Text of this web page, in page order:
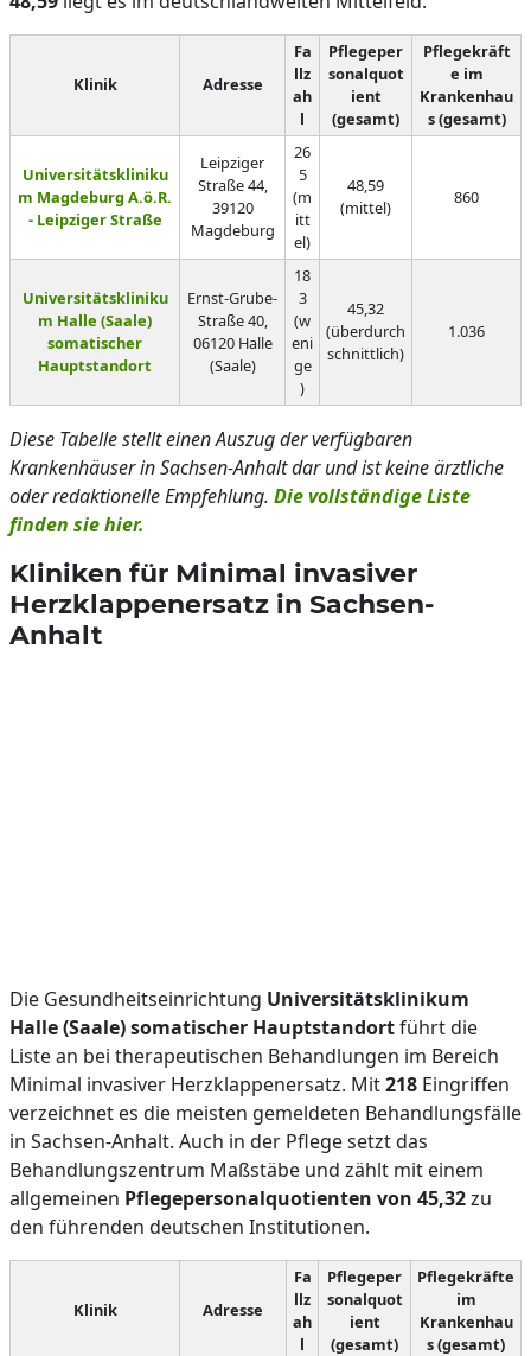
Klinik Adresse
Fa
llz
ah
l
Pflegeper
sonalquot
ient
(gesamt)
Pflegekräft
e im
Krankenhau
s (gesamt)
Universitätskliniku
m Magdeburg A.ö.R.
- Leipziger Straße
Leipziger
Straße 44,
39120
Magdeburg
26
5
(m
itt
el)
48,59
(mittel)
860
Universitätskliniku
m Halle (Saale)
somatischer
Hauptstandort
Ernst-Grube-
Straße 40,
06120 Halle
(Saale)
18
3
(w
eni
ge
)
45,32
(überdurch
schnittlich)
1.036
Diese Tabelle stellt einen Auszug der verfügbaren
Krankenhäuser in Sachsen-Anhalt dar und ist keine ärztliche
oder redaktionelle Empfehlung. Die vollständige Liste
finden sie hier.
Kliniken für Minimal invasiver
Herzklappenersatz in Sachsen-
Anhalt
Die Gesundheitseinrichtung Universitätsklinikum
Halle (Saale) somatischer Hauptstandortführt die
Liste an bei therapeutischen Behandlungen im Bereich
Minimal invasiver Herzklappenersatz. Mit218 Eingriffen
verzeichnet es die meisten gemeldeten Behandlungsfälle
in Sachsen-Anhalt. Auch in der Pflege setzt das
Behandlungszentrum Maßstäbe und zählt mit einem
allgemeinen Pflegepersonalquotienten von 45,32zu
den führenden deutschen Institutionen.
Klinik Adresse
Fa
llz
ah
l
Pflegeper
sonalquot
ient
(gesamt)
Pflegekräfte
im
Krankenhau
s (gesamt)